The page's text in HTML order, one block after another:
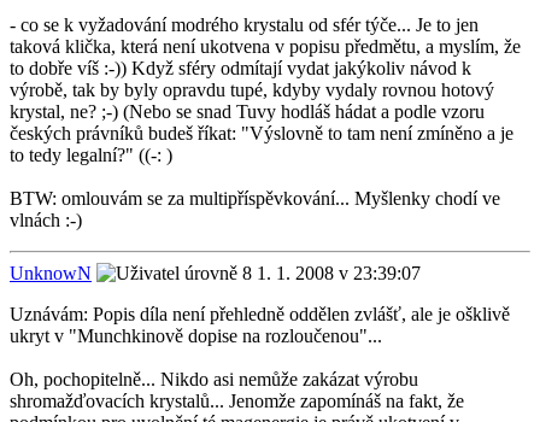
- co se k vyžadování modrého krystalu od sfér týče... Je to jen
taková klička, která není ukotvena v popisu předmětu, a myslím, že
to dobře víš :-)) Když sféry odmítají vydat jakýkoliv návod k
výrobě, tak by byly opravdu tupé, kdyby vydaly rovnou hotový
krystal, ne? ;-) (Nebo se snad Tuvy hodláš hádat a podle vzoru
českých právníků budeš říkat: "Výslovně to tam není zmíněno a je
to tedy legalní?" ((-: )
BTW: omlouvám se za multipříspěvkování... Myšlenky chodí ve
vlnách :-)
UnknowN
1. 1. 2008 v 23:39:07
Uznávám: Popis díla není přehledně oddělen zvlášť, ale je ošklivě
ukryt v "Munchkinově dopise na rozloučenou"...
Oh, pochopitelně... Nikdo asi nemůže zakázat výrobu
shromažďovacích krystalů... Jenomže zapomínáš na fakt, že